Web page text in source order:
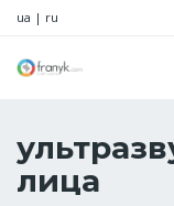
ua | ru
лица